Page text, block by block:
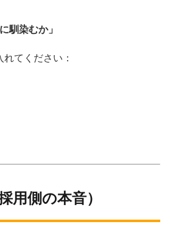
馴染むか」
てください：
用側の本音）